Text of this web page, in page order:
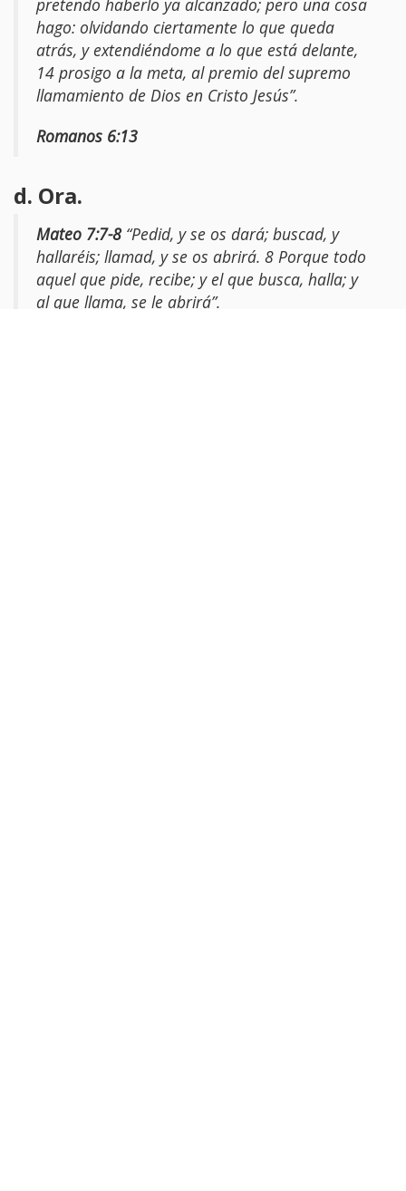
hago: olvidando ciertamente lo que queda
atrás, y extendiéndome a lo que está delante,
14 prosigo a la meta, al premio del supremo
llamamiento de Dios en Cristo Jesús”.
Romanos 6:13
d. Ora.
Mateo 7:7-8 “Pedid, y se os dará; buscad, y
hallaréis; llamad, y se os abrirá. 8 Porque todo
aquel que pide, recibe; y el que busca, halla; y
al que llama, se le abrirá”.